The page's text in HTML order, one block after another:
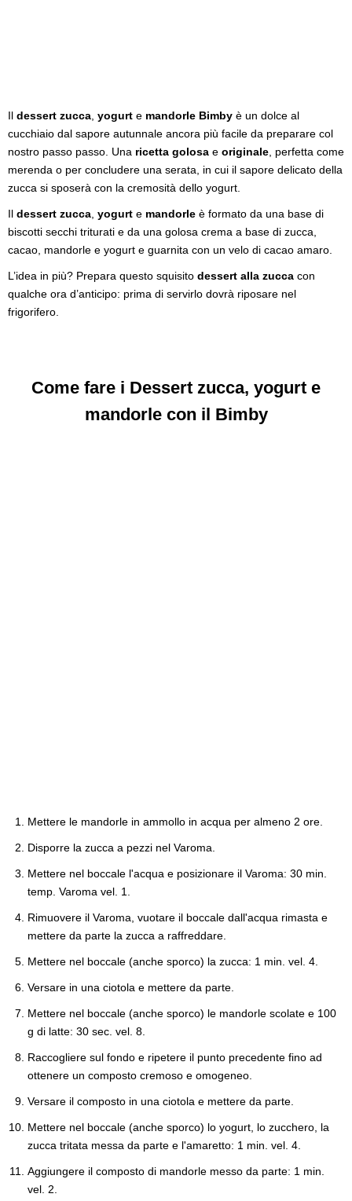
Il dessert zucca yogurt e mandorle Bimby è un dolce al
cucchiaio dal sapore autunnale ancora più facile da preparare col
nostro passo passo. Una ricetta golosa e originale , perfetta come
merenda o per concludere una serata, in cui il sapore delicato della
zucca si sposerà con la cremosità dello yogurt.
Il dessert zucca yogurt e mandorle è formato da una base di
biscotti secchi triturati e da una golosa crema a base di zucca,
cacao, mandorle e yogurt e guarnita con un velo di cacao amaro.
L’idea in più? Prepara questo squisito dessert alla zucca con
qualche ora d’anticipo: prima di servirlo dovrà riposare nel
frigorifero.
Come fare i Dessert zucca, yogurt e
mandorle con il Bimby
Mettere le mandorle in ammollo in acqua per almeno 2 ore.
Disporre la zucca a pezzi nel Varoma.
Mettere nel boccale l'acqua e posizionare il Varoma: 30 min.
temp. Varoma vel. 1.
Rimuovere il Varoma, vuotare il boccale dall'acqua rimasta e
mettere da parte la zucca a raffreddare.
Mettere nel boccale (anche sporco) la zucca: 1 min. vel. 4.
Versare in una ciotola e mettere da parte.
Mettere nel boccale (anche sporco) le mandorle scolate e 100
g di latte: 30 sec. vel. 8.
Raccogliere sul fondo e ripetere il punto precedente fino ad
ottenere un composto cremoso e omogeneo.
Versare il composto in una ciotola e mettere da parte.
Mettere nel boccale (anche sporco) lo yogurt, lo zucchero, la
zucca tritata messa da parte e l'amaretto: 1 min. vel. 4.
Aggiungere il composto di mandorle messo da parte: 1 min.
vel. 2.